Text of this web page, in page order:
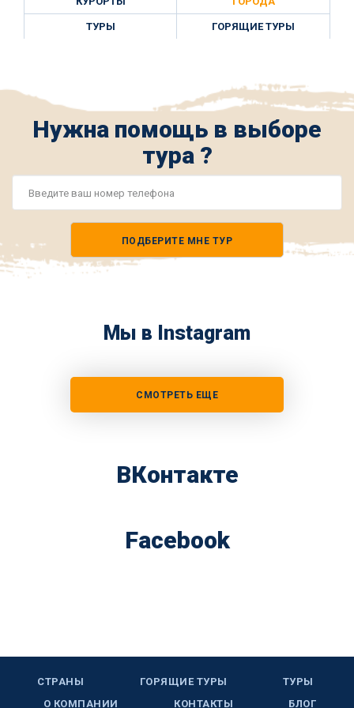
ТУРЫ ГОРЯЩИЕ ТУРЫ
Нужна помощь в выборе
тура ?
ПОДБЕРИТЕ МНЕ ТУР
Мы в Instagram
СМОТРЕТЬ ЕЩЕ
ВКонтакте
Facebook
СТРАНЫ ГОРЯЩИЕ ТУРЫ
ТУРЫ
О КОМПАНИИ
КОНТАКТЫ БЛОГ